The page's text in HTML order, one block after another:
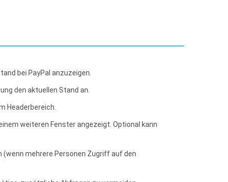
bei PayPal anzuzeigen.
den aktuellen Stand an.
Headerbereich.
weiteren Fenster angezeigt. Optional kann
mehrere Personen Zugriff auf den